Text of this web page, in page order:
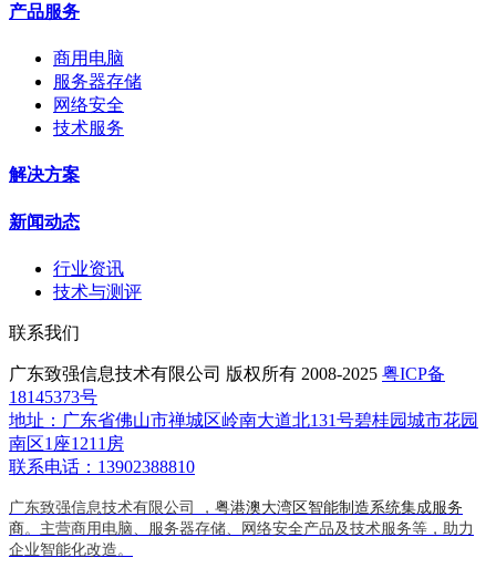
产品服务
商用电脑
服务器存储
网络安全
技术服务
解决方案
新闻动态
行业资讯
技术与测评
联系我们
广东致强信息技术有限公司 版权所有 2008-2025 粤ICP备
18145373号
地址：广东省佛山市禅城区岭南大道北131号碧桂园城市花园
南区1座1211房
联系电话：13902388810
广东致强信息技术有限公司 ， 粤港澳大湾区智能制造系统集成服务
商。主营商用电脑、服务器存储、网络安全产品及技术服务等，助力
企业智能化改造。